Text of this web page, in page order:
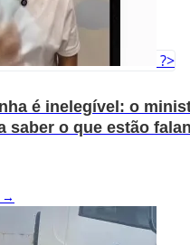
?>
é inelegível: o
saber o que estão
→